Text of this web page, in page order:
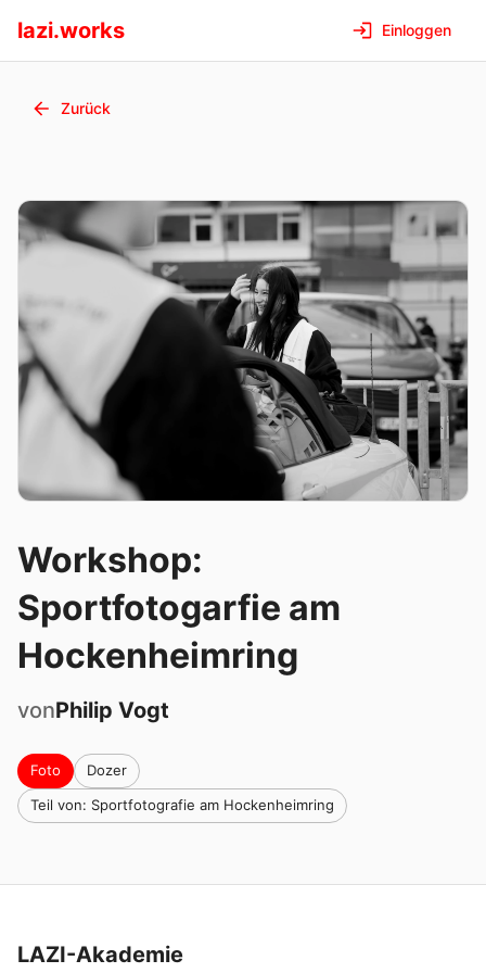
lazi.works Einloggen
Zurück
Workshop:
Sportfotogarfie am
Hockenheimring
vonPhilip Vogt
Foto
Dozer
Teil von: Sportfotografie am Hockenheimring
LAZI-Akademie